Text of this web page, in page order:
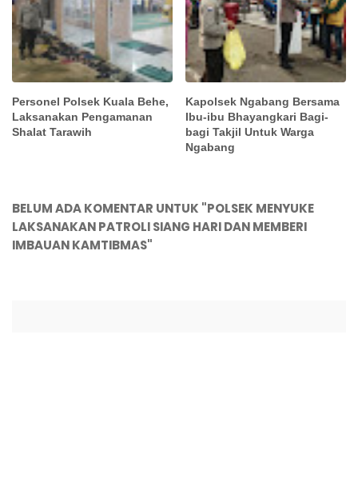
Personel Polsek Kuala Behe,
Laksanakan Pengamanan
Shalat Tarawih
Kapolsek Ngabang Bersama
Ibu-ibu Bhayangkari Bagi-
bagi Takjil Untuk Warga
Ngabang
BELUM ADA KOMENTAR UNTUK "POLSEK MENYUKE
LAKSANAKAN PATROLI SIANG HARI DAN MEMBERI
IMBAUAN KAMTIBMAS"